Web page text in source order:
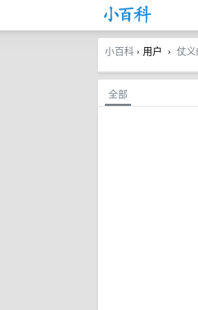
小百科 › 用户 › 仗
全部